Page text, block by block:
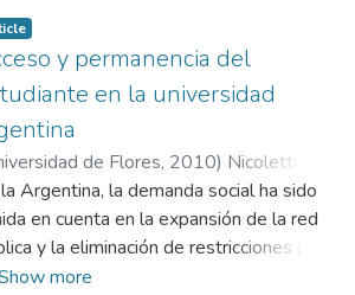
y permanencia del
en la universidad
de Flores, 2010) Nicoletti,
René
Argentina, la demanda social ha sido
en cuenta en la expansión de la red
y la eliminación de restricciones para
a la Universidad, tendencia
more